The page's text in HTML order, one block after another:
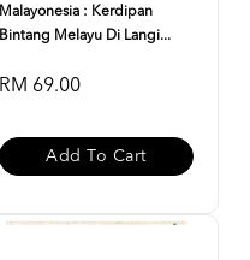
Malayonesia : Kerdipan
Bintang Melayu Di Langi...
RM 69.00
Add To Cart